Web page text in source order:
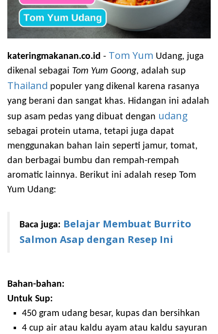
kateringmakanan.co.id - Tom Yum Udang, juga
dikenal sebagai Tom Yum Goong, adalah sup
Thailand populer yang dikenal karena rasanya
yang berani dan sangat khas. Hidangan ini adalah
sup asam pedas yang dibuat dengan udang
sebagai protein utama, tetapi juga dapat
menggunakan bahan lain seperti jamur, tomat,
dan berbagai bumbu dan rempah-rempah
aromatic lainnya. Berikut ini adalah resep Tom
Yum Udang:
Baca juga: Belajar Membuat Burrito
Salmon Asap dengan Resep Ini
Bahan-bahan:
Untuk Sup:
450 gram udang besar, kupas dan bersihkan
4 cup air atau kaldu ayam atau kaldu sayuran